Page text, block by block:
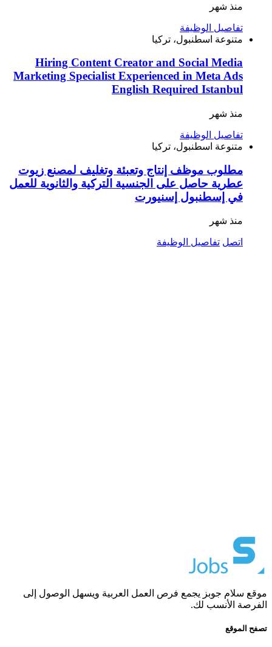
منذ شهر
تفاصيل الوظيفة
متنوعة اسطنبول، تركيا
Hiring Content Creator and Social Media
Marketing Specialist Experienced in Meta Ads
English Required Istanbul
منذ شهر
تفاصيل الوظيفة
متنوعة اسطنبول، تركيا
مطلوب موظف إنتاج وتعبئة وتغليف لمصنع زيوت
عطرية حاصل على الجنسية التركية والثانوية للعمل
في إسطنبول إسنيورت
منذ شهر
اتصل تفاصيل الوظيفة
موقع سلام جوبز يجمع فرص العمل العربية ويسهل الوصول إلى
الفرصة الأنسب لك.
تصفح الموقع